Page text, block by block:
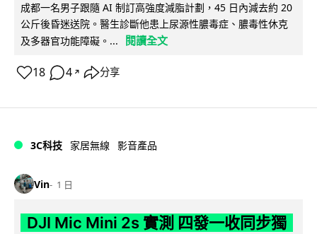
成都一名男子跟隨 AI 制訂高強度減脂計劃，45 日內減去約 20
公斤後昏迷送院。醫生診斷他患上尿源性膿毒症、膿毒性休克
及多器官功能障礙。...
閱讀全文
18 4 ↗ 分享
3C科技 家居無線 影音產品
Vin 1 日
DJI Mic Mini 2s 實測 四發一收同步獨